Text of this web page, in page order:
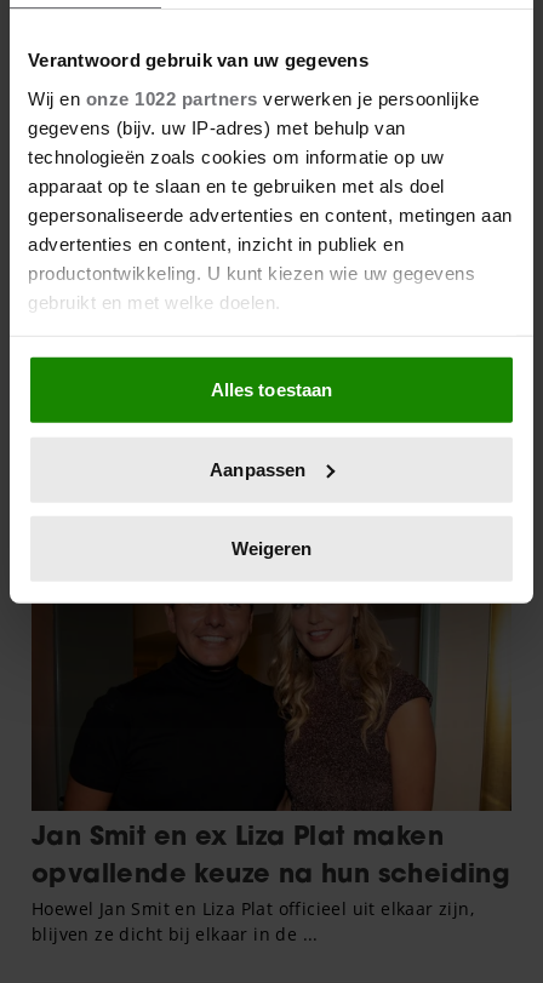
Verantwoord gebruik van uw gegevens
Wij en onze 1022 partners verwerken je persoonlijke
gegevens (bijv. uw IP-adres) met behulp van
technologieën zoals cookies om informatie op uw
apparaat op te slaan en te gebruiken met als doel
gepersonaliseerde advertenties en content, metingen aan
advertenties en content, inzicht in publiek en
productontwikkeling. U kunt kiezen wie uw gegevens
gebruikt en met welke doelen.
Als u het toestaat, willen we ook graag:
Informatie verzamelen over uw geografische
locatie, die tot een paar meter nauwkeurig kan zijn
scannen op specifieke eigenschappen (fingerprinting)
verwerkt en stel uw voorkeuren in het
intrekken in de Cookieverklaring.
We gebruiken cookies om content en advertenties te
personaliseren, om functies voor social media te bieden
en om ons websiteverkeer te analyseren. Ook delen we
informatie over uw gebruik van onze site met onze
partners voor social media, adverteren en analyse. Deze
partners kunnen deze gegevens combineren met andere
informatie die u aan ze heeft verstrekt of die ze hebben
verzameld op basis van uw gebruik van hun services. U
gaat akkoord met onze cookies als u onze website blijft
gebruiken.
Alles toestaan
Aanpassen
Weigeren